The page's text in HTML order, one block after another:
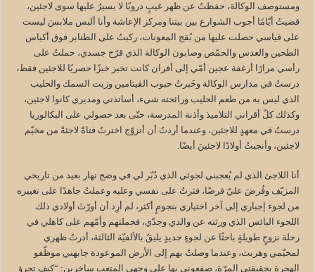
ومستوصف الوكالة، حفظتُ عن ظهر غيبٍ دروبًا لا يسيرُ عليها سوى لاجئين،
قضيتُ أيّامًا أجوب الشوارع بين بيتنا ومركز الإعاشة وأنا ألبس ملابسَ ليست
على قياسي حصلت عليها من بُقج المعونات، ركبتُ على الطنابر فوق أكياس
الطحين والعدس والحمّص وصابون الوكالة الذي قرّح جسدي، حملتُ على
رأسي مرارًا أرغفة عجين أمّي إلى أفران كانت تخبز خبزًا حصريًا للاجئين فقط،
درستُ في مدارس الوكالة وخَبرتُ حبوب الڤيتامين وزيت السمك والحليب
الذي ليس به من طعم الحليب ورائحته شيء، أساتذتي ومديري كانوا لاجئين،
وكذلك كلّ أقراني التلاميذ وأذنة المدرسة، حتّى بعد حصولي على البكالوريا
درستُ في معهدٍ للاجئين، وعندما أردتُ أن أتزوّج اخترتُ فتاةً لاجئةً من مخيّم
لاجئين، وأنجبتُ أولادًا لاجئينَ أيضًا.
أنا اللاجئ الذي لم يُعجبني لجوئي الذي دُبّر لي في وضح نهار بعيد من تاريخي
المزيّف وفُرضَ عليّ فرضًا، فثرتُ على نفسي وعليه وعملتُ جاهدًا على تغييره
من لجوء إجباري إلى آخر اختياري بنجومٍ أكثر، لم أرِد أن أورّثَ أولادي ذلك
اللجوء البائس الذي ورثته عن والدي وجدّي، فحملتهم وأمّهم على كاهلي في
رحلة نزوحٍ طويلةٍ باحثًا عن لجوءٍ جديدٍ يليقُ بالألفيّة الثالثة، أدرتُ ظهري
لمخيّمي وهربت، وعندما وصلتُ بهم إلى الأرض الموعودة جابهني موظّفو
الهجرة بحقيقتي المرّة، صفعوني بها على وجهي المتعب ساخرين: “كيف تجرؤ